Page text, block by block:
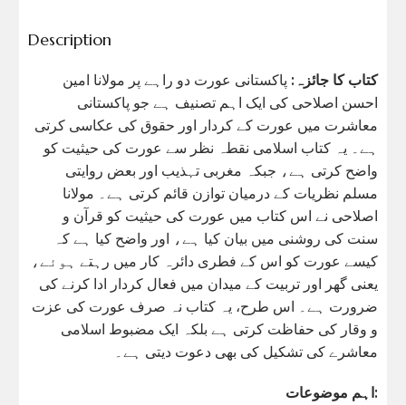
Description
کتاب کا جائزہ: پاکستانی عورت دو راہے پر مولانا امین
احسن اصلاحی کی ایک اہم تصنیف ہے جو پاکستانی
معاشرت میں عورت کے کردار اور حقوق کی عکاسی کرتی
ہے۔ یہ کتاب اسلامی نقطہ نظر سے عورت کی حیثیت کو
واضح کرتی ہے، جبکہ مغربی تہذیب اور بعض روایتی
مسلم نظریات کے درمیان توازن قائم کرتی ہے۔ مولانا
اصلاحی نے اس کتاب میں عورت کی حیثیت کو قرآن و
سنت کی روشنی میں بیان کیا ہے، اور واضح کیا ہے کہ
کیسے عورت کو اس کے فطری دائرہ کار میں رہتے ہوئے،
یعنی گھر اور تربیت کے میدان میں فعال کردار ادا کرنے کی
ضرورت ہے۔ اس طرح، یہ کتاب نہ صرف عورت کی عزت
و وقار کی حفاظت کرتی ہے بلکہ ایک مضبوط اسلامی
معاشرے کی تشکیل کی بھی دعوت دیتی ہے۔
اہم موضوعات: